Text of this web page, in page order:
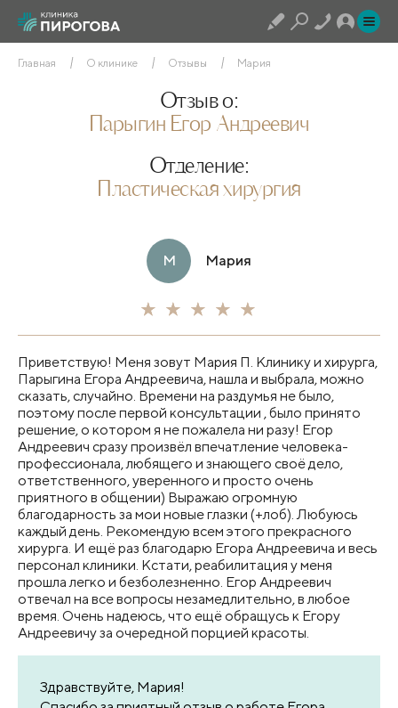
Главная О клинике Отзывы Мария
Отзыв о:
Парыгин Егор Андреевич
Отделение:
Пластическая хирургия
М Мария
Приветствую! Меня зовут Мария П. Клинику и хирурга,
Парыгина Егора Андреевича, нашла и выбрала, можно
сказать, случайно. Времени на раздумья не было,
поэтому после первой консультации , было принято
решение, о котором я не пожалела ни разу! Егор
Андреевич сразу произвёл впечатление человека-
профессионала, любящего и знающего своё дело,
ответственного, уверенного и просто очень
приятного в общении) Выражаю огромную
благодарность за мои новые глазки (+лоб). Любуюсь
каждый день. Рекомендую всем этого прекрасного
хирурга. И ещё раз благодарю Егора Андреевича и весь
персонал клиники. Кстати, реабилитация у меня
прошла легко и безболезненно. Егор Андреевич
отвечал на все вопросы незамедлительно, в любое
время. Очень надеюсь, что ещё обращусь к Егору
Андреевичу за очередной порцией красоты.
Здравствуйте, Мария!